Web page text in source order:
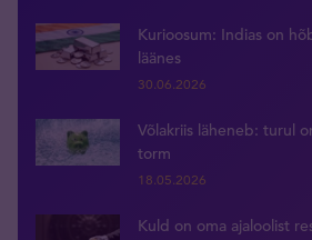
Kurioosum: Indias on
läänes
30.06.2026
Võlakriis läheneb: turul
torm
18.05.2026
Kuld on oma ajaloolist